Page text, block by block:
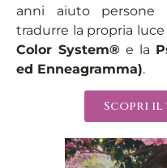
anni aiuto persone
tradurre la propria
Color System® e la
ed Enneagramma).
Scopri il